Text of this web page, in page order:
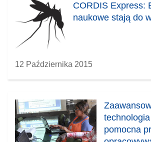
CORDIS Express:
naukowe stają do
12 Października 2015
pomocna